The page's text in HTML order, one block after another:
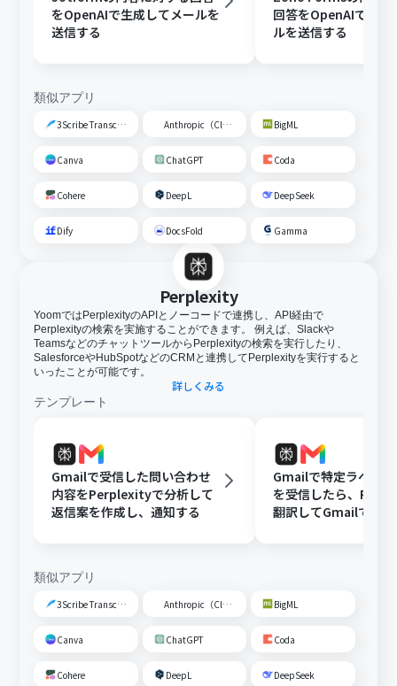
をOpenAIで生成してメールを
送信する
回答をOpenAIで生成
ルを送信する
類似アプリ
3Scribe Transcription Anthropic（Claude） BigML
Canva ChatGPT Coda
Cohere DeepL DeepSeek
Dify DocsFold Gamma
Perplexity
YoomではPerplexityのAPIとノーコードで連携し、API経由で
Perplexityの検索を実施することができます。 例えば、Slackや
TeamsなどのチャットツールからPerplexityの検索を実行したり、
SalesforceやHubSpotなどのCRMと連携してPerplexityを実行すると
いったことが可能です。
詳しくみる
テンプレート
Gmailで受信した問い合わせ
内容をPerplexityで分析して
返信案を作成し、通知する
Gmailで特定ラベル
を受信したら、
翻訳してGmailで通
類似アプリ
3Scribe Transcription Anthropic（Claude） BigML
Canva ChatGPT Coda
Cohere DeepL DeepSeek